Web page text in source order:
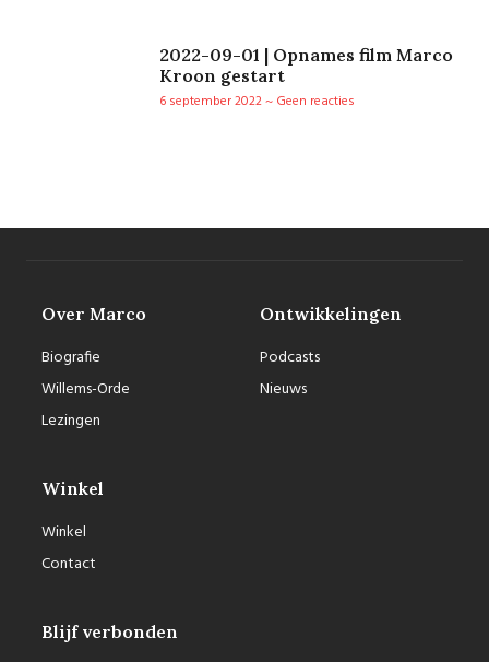
2022-09-01 | Opnames film Marco
Kroon gestart
6 september 2022
Geen reacties
Over Marco
Biografie
Willems-Orde
Lezingen
Ontwikkelingen
Podcasts
Nieuws
Winkel
Winkel
Contact
Blijf verbonden